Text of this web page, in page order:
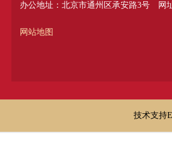
办公地址：北京市通州区承安路3号
网站地图
网
技术支持